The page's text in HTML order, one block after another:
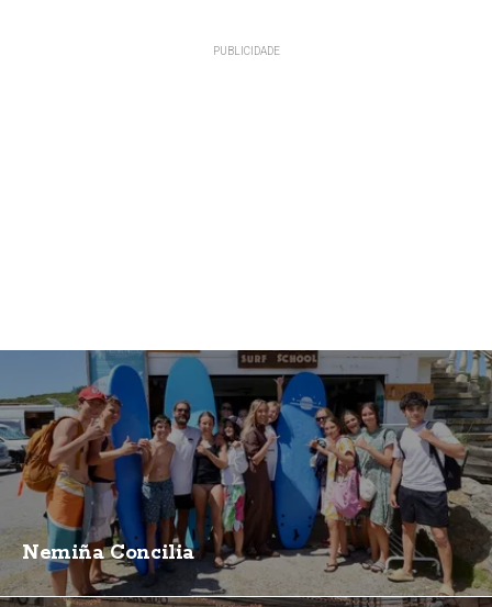
Nemiña Concilia